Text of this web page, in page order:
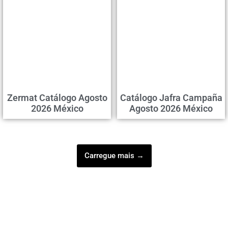
Zermat Catálogo Agosto
2026 México
Catálogo Jafra Campaña
Agosto 2026 México
Carregue mais →